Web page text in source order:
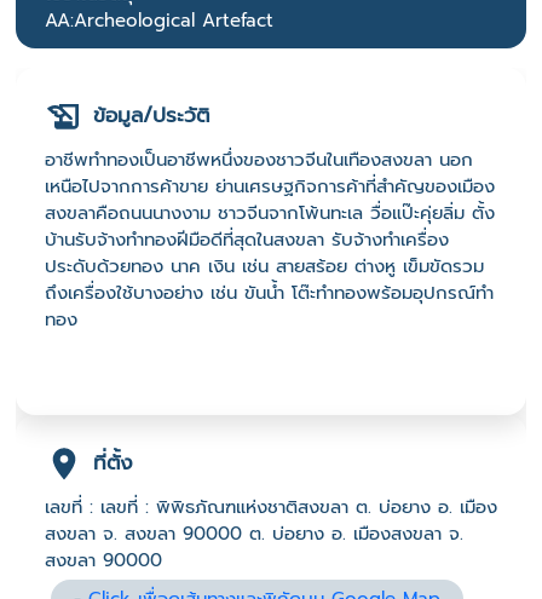
AA:Archeological Artefact
ข้อมูล/ประวัติ
อาชีพทำทองเป็นอาชีพหนึ่งของชาวจีนในเทืองสงขลา นอก
เหนือไปจากการค้าขาย ย่านเศรษฐกิจการค้าที่สำคัญของเมือง
สงขลาคือถนนนางงาม ชาวจีนจากโพ้นทะเล วื่อแป๊ะคุ่ยลิ่ม ตั้ง
บ้านรับจ้างทำทองฝีมือดีที่สุดในสงขลา รับจ้างทำเครื่อง
ประดับด้วยทอง นาค เงิน เช่น สายสร้อย ต่างหู เข็มขัดรวม
ถึงเครื่องใช้บางอย่าง เช่น ขันน้ำ โต๊ะทำทองพร้อมอุปกรณ์ทำ
ทอง
ที่ตั้ง
เลขที่ : เลขที่ : พิพิธภัณฑแห่งชาติสงขลา ต. บ่อยาง อ. เมือง
สงขลา จ. สงขลา 90000 ต. บ่อยาง อ. เมืองสงขลา จ.
สงขลา 90000